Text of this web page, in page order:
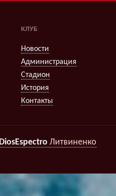
КЛУБ
Новости
Администрация
Стадион
История
Контакты
DiosEspectro Литвиненко